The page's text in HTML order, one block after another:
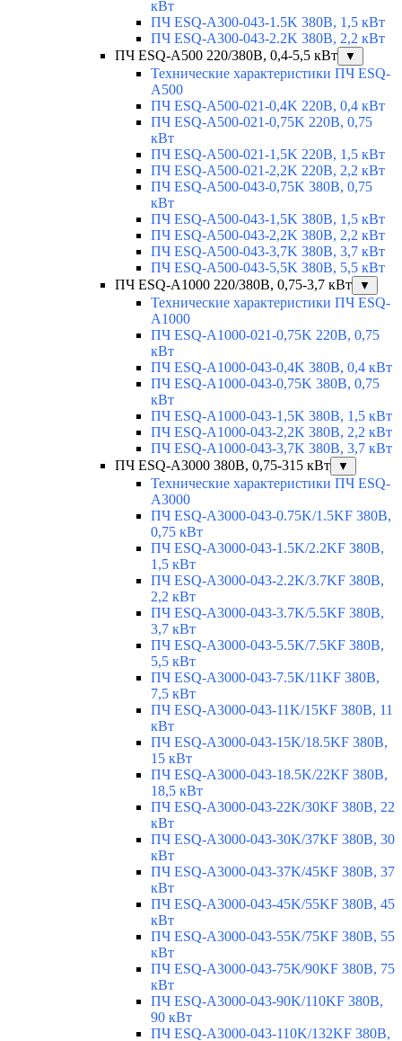
кВт
ПЧ ESQ-A300-043-1.5K 380В, 1,5 кВт
ПЧ ESQ-A300-043-2.2K 380В, 2,2 кВт
ПЧ ESQ-A500 220/380В, 0,4-5,5 кВт
▼
Технические характеристики ПЧ ESQ-
A500
ПЧ ESQ-A500-021-0,4K 220В, 0,4 кВт
ПЧ ESQ-A500-021-0,75K 220В, 0,75
кВт
ПЧ ESQ-A500-021-1,5K 220В, 1,5 кВт
ПЧ ESQ-A500-021-2,2K 220В, 2,2 кВт
ПЧ ESQ-A500-043-0,75K 380В, 0,75
кВт
ПЧ ESQ-A500-043-1,5K 380В, 1,5 кВт
ПЧ ESQ-A500-043-2,2K 380В, 2,2 кВт
ПЧ ESQ-A500-043-3,7K 380В, 3,7 кВт
ПЧ ESQ-A500-043-5,5K 380В, 5,5 кВт
ПЧ ESQ-A1000 220/380В, 0,75-3,7 кВт
▼
Технические характеристики ПЧ ESQ-
A1000
ПЧ ESQ-A1000-021-0,75K 220В, 0,75
кВт
ПЧ ESQ-A1000-043-0,4K 380В, 0,4 кВт
ПЧ ESQ-A1000-043-0,75K 380В, 0,75
кВт
ПЧ ESQ-A1000-043-1,5K 380В, 1,5 кВт
ПЧ ESQ-A1000-043-2,2K 380В, 2,2 кВт
ПЧ ESQ-A1000-043-3,7K 380В, 3,7 кВт
ПЧ ESQ-A3000 380В, 0,75-315 кВт
▼
Технические характеристики ПЧ ESQ-
A3000
ПЧ ESQ-A3000-043-0.75K/1.5KF 380В,
0,75 кВт
ПЧ ESQ-A3000-043-1.5K/2.2KF 380В,
1,5 кВт
ПЧ ESQ-A3000-043-2.2K/3.7KF 380В,
2,2 кВт
ПЧ ESQ-A3000-043-3.7K/5.5KF 380В,
3,7 кВт
ПЧ ESQ-A3000-043-5.5K/7.5KF 380В,
5,5 кВт
ПЧ ESQ-A3000-043-7.5K/11KF 380В,
7,5 кВт
ПЧ ESQ-A3000-043-11K/15KF 380В, 11
кВт
ПЧ ESQ-A3000-043-15K/18.5KF 380В,
15 кВт
ПЧ ESQ-A3000-043-18.5K/22KF 380В,
18,5 кВт
ПЧ ESQ-A3000-043-22K/30KF 380В, 22
кВт
ПЧ ESQ-A3000-043-30K/37KF 380В, 30
кВт
ПЧ ESQ-A3000-043-37K/45KF 380В, 37
кВт
ПЧ ESQ-A3000-043-45K/55KF 380В, 45
кВт
ПЧ ESQ-A3000-043-55K/75KF 380В, 55
кВт
ПЧ ESQ-A3000-043-75K/90KF 380В, 75
кВт
ПЧ ESQ-A3000-043-90K/110KF 380В,
90 кВт
ПЧ ESQ-A3000-043-110K/132KF 380В,